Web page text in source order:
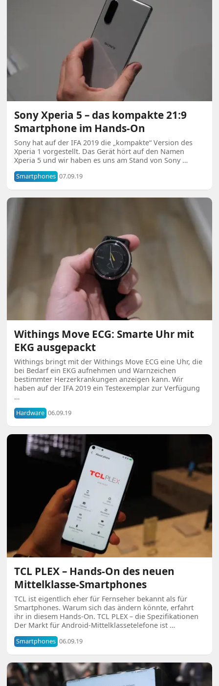
Sony Xperia 5 – das kompakte 21:9
Smartphone im Hands-On
Sony hat auf der IFA 2019 die „kompakte“ Version des
Xperia 1 vorgestellt. Das Gerät hört auf den Namen
Xperia 5 und wir haben es uns am Stand von Sony …
Smartphones 07.09.19
Withings Move ECG: Smarte Uhr mit
EKG ausgepackt
Withings bringt mit der Withings Move ECG eine Uhr, die
bei Bedarf ein EKG aufnehmen und Warnzeichen
bestimmter Herzerkrankungen anzeigen kann. Wir
haben auf der IFA 2019 ein Testexemplar zur Verfügung
…
Hardware 06.09.19
TCL PLEX – Hands-On des neuen
Mittelklasse-Smartphones
TCL ist eigentlich eher für Fernseher bekannt als für
Smartphones. Warum sich das ändern könnte, erfahrt
ihr in diesem Hands-On. TCL PLEX – die Spezifikationen
Der Markt für Android-Mittelklassetelefone ist …
Smartphones 06.09.19